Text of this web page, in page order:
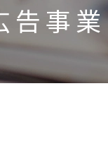
告事業